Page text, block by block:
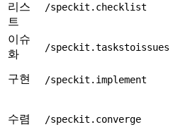
리스
트
/speckit.checklist
이슈
화
/speckit.taskstoissues
구현 /speckit.implement
수렴 /speckit.converge